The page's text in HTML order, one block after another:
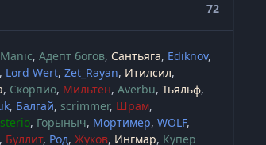
72
Manic Адепт богов Сантьяга Ediknov
Lord Wert Zet_Rayan Итилсил
Скорпио Мильтен Averbu Тьяльф
Балгай scrimmer Шрам
Горыныч Мортимер WOLF
Буллит Род Жуков Ингмар Купер